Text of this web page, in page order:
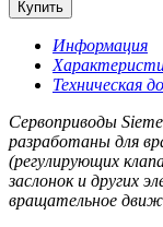
Информация
Техническая
Сервоприводы
разработаны для
(регулирующих
заслонок и других
вращательное